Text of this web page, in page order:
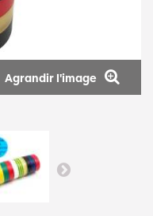
Agrandir l'image